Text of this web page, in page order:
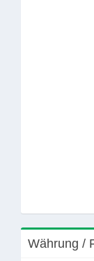
Währung /